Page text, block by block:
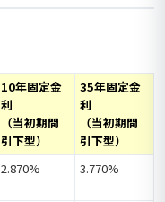
10年固定金
利
（当初期間
引下型）
35年固定金
利
（当初期間
引下型）
2.870% 3.770%